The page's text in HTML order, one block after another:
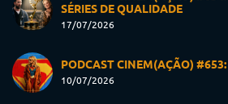
SÉRIES DE QUALIDADE
17/07/2026
PODCAST CINEM(AÇÃO) #653:
10/07/2026